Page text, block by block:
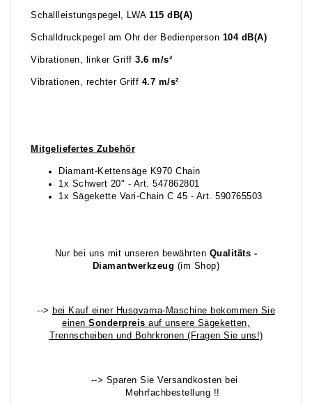
Schallleistungspegel, LWA 115 dB(A)
Schalldruckpegel am Ohr der Bedienperson 104 dB(A)
Vibrationen, linker Griff 3.6 m/s²
Vibrationen, rechter Griff 4.7 m/s²
Mitgeliefertes Zubehör
Diamant-Kettensäge K970 Chain
1x Schwert 20" - Art. 547862801
1x Sägekette Vari-Chain C 45 - Art. 590765503
Nur bei uns mit unseren bewährten Qualitäts -
Diamantwerkzeug (im Shop)
--> bei Kauf einer Husqvarna-Maschine bekommen Sie
einen Sonderpreis auf unsere Sägeketten,
Trennscheiben und Bohrkronen (Fragen Sie uns!)
--> Sparen Sie Versandkosten bei
Mehrfachbestellung !!